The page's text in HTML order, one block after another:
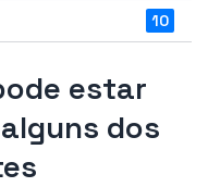
10
estar
dos